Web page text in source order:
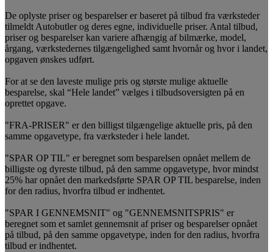
De oplyste priser og besparelser er baseret på tilbud fra værksteder
tilmeldt Autobutler og deres egne, individuelle priser. Antal tilbud,
priser og besparelser kan variere afhængig af bilmærke, model,
årgang, værkstedernes tilgængelighed samt hvornår og hvor i landet,
opgaven ønskes udført.
For at se den laveste mulige pris og største mulige aktuelle
besparelse, skal “Hele landet” vælges i tilbudsoversigten på en
oprettet opgave.
"FRA-PRISER" er den billigst tilgængelige aktuelle pris, på den
samme opgavetype, fra værksteder i hele landet.
"SPAR OP TIL" er beregnet som besparelsen opnået mellem de
billigste og dyreste tilbud, på den samme opgavetype, hvor mindst
25% har opnået den markedsførte SPAR OP TIL besparelse, inden
for den radius, hvorfra tilbud er indhentet.
"SPAR I GENNEMSNIT" og "GENNEMSNITSPRIS" er
beregnet som et samlet gennemsnit af priser og besparelser opnået
på tilbud, på den samme opgavetype, inden for den radius, hvorfra
tilbud er indhentet.